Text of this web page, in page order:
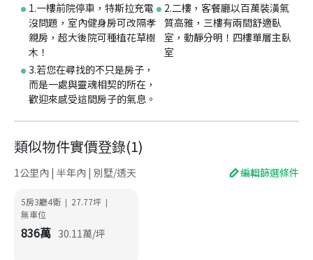
1.一樓前院停車，特斯拉充電
沒問題，室內健身房可改隔孝
親房，超大後院可種植花草樹
木！
2.二樓，客餐廳以百萬裝潢氣
質高雅，三樓有兩間舒適臥
室，動靜分明！四樓單層主臥
室
3.若您在尋找的不只是房子，
而是一處與靈魂相契的所在，
歡迎來感受這間房子的氣息。
類似物件實價登錄(1)
1公里內 | 半年內 | 別墅/透天 編輯篩選條件
5房3廳4衛 | 27.77坪 |
無車位
836萬 30.11萬/坪